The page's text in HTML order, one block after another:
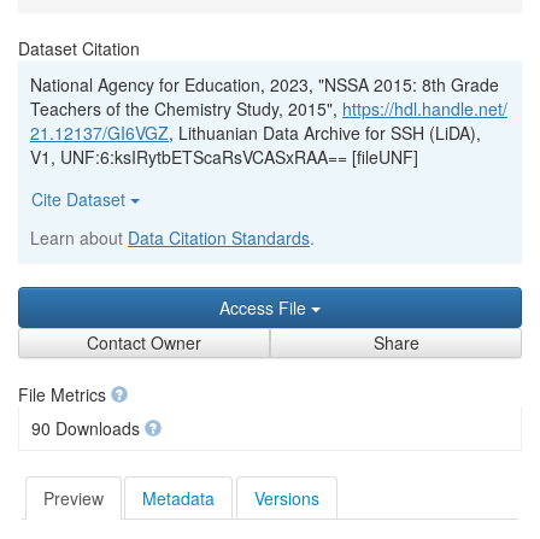
Dataset Citation
National Agency for Education, 2023, "NSSA 2015: 8th Grade
Teachers of the Chemistry Study, 2015", https://hdl.handle.net/
21.12137/GI6VGZ, Lithuanian Data Archive for SSH (LiDA),
V1, UNF:6:ksIRytbETScaRsVCASxRAA== [fileUNF]
Cite Dataset
Learn about Data Citation Standards.
Access File
Contact Owner
Share
File Metrics
90 Downloads
Preview Metadata Versions